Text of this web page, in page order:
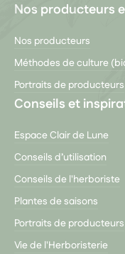
Nos producteurs
Nos producteurs
Méthodes de culture
Portraits de producteurs
Conseils et
Espace Clair de Lune
Conseils d’utilisation
Conseils de l'herboriste
Plantes de saisons
Portraits de producteurs
Vie de l'Herboristerie